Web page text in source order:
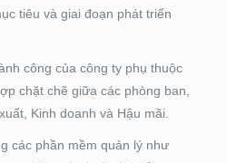
tiêu và giai đoạn phát triển
công của công ty phụ thuộc
chặt chẽ giữa các phòng ban,
Kinh doanh và Hậu mãi.
các phần mềm quản lý như